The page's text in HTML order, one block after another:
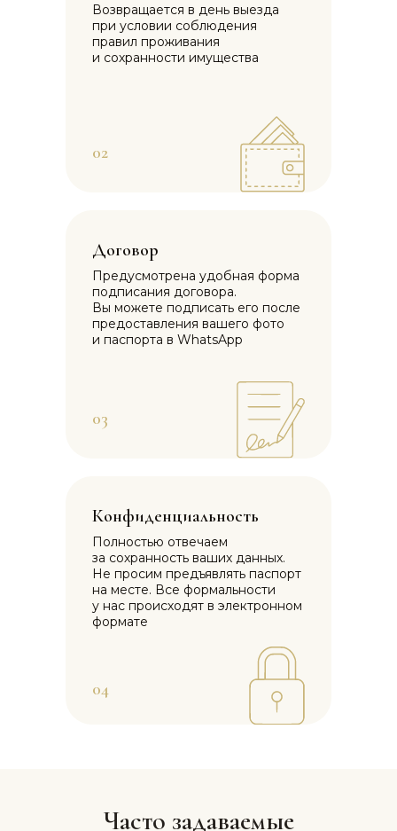
Возвращается в день выезда
при условии соблюдения
правил проживания
и сохранности имущества
Договор
Предусмотрена удобная форма
подписания договора.
Вы можете подписать его после
предоставления вашего фото
и паспорта в WhatsApp
02
03
Конфиденциальность
Полностью отвечаем
за сохранность ваших данных.
Не просим предъявлять паспорт
на месте. Все формальности
у нас происходят в электронном
формате
04
Часто задаваемые